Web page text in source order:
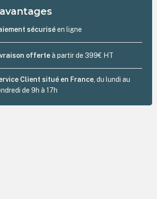
sécuriséen ligne
offerteà partir de 399€ HT
Client situé en France , du lundi au
de 9h à 17h